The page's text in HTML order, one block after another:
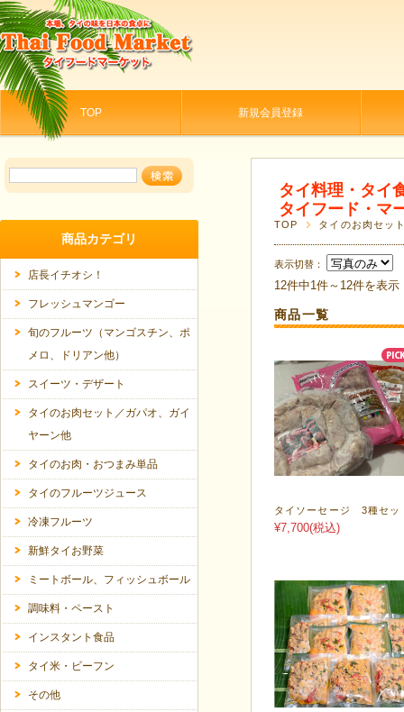
TOP 新規会員登録
タイ料理・タイ
タイフード・マ
TOP タイのお肉セッ
表示切替：
12件中1件～12件を表示
商品一覧
タイソーセージ 3種セ
¥7,700(税込)
商品カテゴリ
店長イチオシ！
フレッシュマンゴー
旬のフルーツ（マンゴスチン、ポ
メロ、ドリアン他）
スイーツ・デザート
タイのお肉セット／ガパオ、ガイ
ヤーン他
タイのお肉・おつまみ単品
タイのフルーツジュース
冷凍フルーツ
新鮮タイお野菜
ミートボール、フィッシュボール
調味料・ペースト
インスタント食品
タイ米・ビーフン
その他